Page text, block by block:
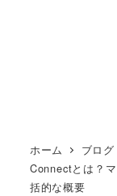
ホーム ブログ
Connectとは？
括的な概要